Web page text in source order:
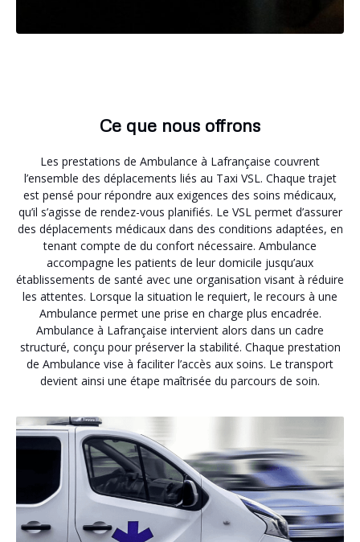
Ce que nous offrons
Les prestations de Ambulance à Lafrançaise couvrent
l’ensemble des déplacements liés au Taxi VSL. Chaque trajet
est pensé pour répondre aux exigences des soins médicaux,
qu’il s’agisse de rendez-vous planifiés. Le VSL permet d’assurer
des déplacements médicaux dans des conditions adaptées, en
tenant compte de du confort nécessaire. Ambulance
accompagne les patients de leur domicile jusqu’aux
établissements de santé avec une organisation visant à réduire
les attentes. Lorsque la situation le requiert, le recours à une
Ambulance permet une prise en charge plus encadrée.
Ambulance à Lafrançaise intervient alors dans un cadre
structuré, conçu pour préserver la stabilité. Chaque prestation
de Ambulance vise à faciliter l’accès aux soins. Le transport
devient ainsi une étape maîtrisée du parcours de soin.